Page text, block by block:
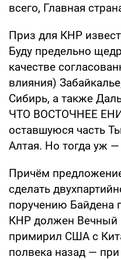
всего, Главная
Приз для КНР
Буду предельно
качестве
влияния)
Сибирь, а также
ЧТО ВОСТОЧНЕЕ
оставшуюся часть
Алтая. Но тогда уж —
Причём
сделать
поручению Байдена
КНР должен Вечный
примирил США с
полвека назад —